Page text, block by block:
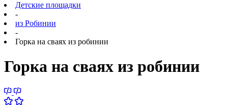
Детские площадки
-
из Робинии
-
Горка на сваях из робинии
Горка на сваях из робинии